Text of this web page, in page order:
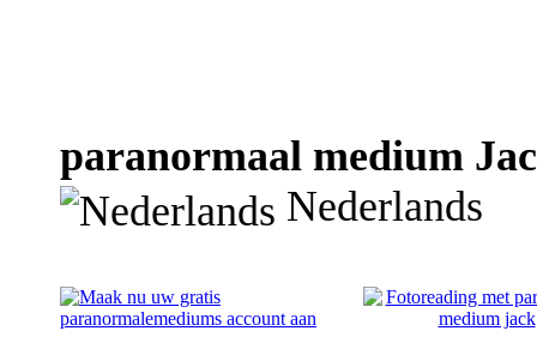
paranormaal medium
Nederlands